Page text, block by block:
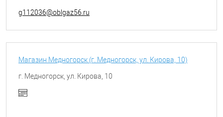
g112036@oblgaz56.ru
Магазин Медногорск (г. Медногорск, ул. Кирова, 10)
г. Медногорск, ул. Кирова, 10